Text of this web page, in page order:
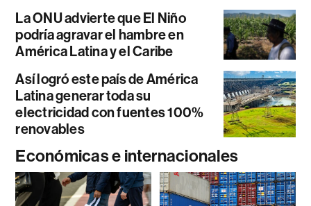
La ONU advierte que El Niño
podría agravar el hambre en
América Latina y el Caribe
Así logró este país de América
Latina generar toda su
electricidad con fuentes 100%
renovables
Económicas e internacionales